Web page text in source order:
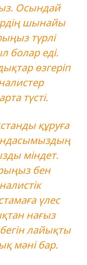
Осындай
шынайы
түрлі
болар еді.
өзгеріп
түсті.
құруға
міндет.
бен
үлес
нағыз
лайықты
мәні бар.